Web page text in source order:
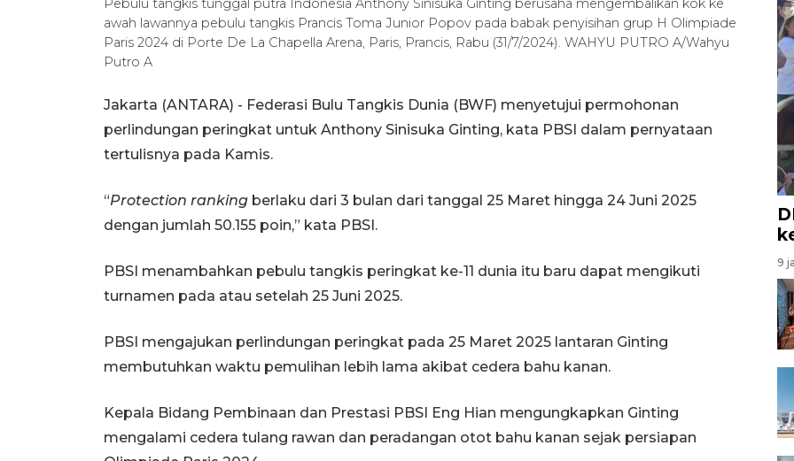
Pebulu tangkis tunggal putra Indonesia Anthony Sinisuka Ginting berusaha mengembalikan kok ke
awah lawannya pebulu tangkis Prancis Toma Junior Popov pada babak penyisihan grup H Olimpiade
Paris 2024 di Porte De La Chapella Arena, Paris, Prancis, Rabu (31/7/2024). WAHYU PUTRO A/Wahyu
Putro A
Jakarta (ANTARA) - Federasi Bulu Tangkis Dunia (BWF) menyetujui permohonan
perlindungan peringkat untuk Anthony Sinisuka Ginting, kata PBSI dalam pernyataan
tertulisnya pada Kamis.
“Protection ranking berlaku dari 3 bulan dari tanggal 25 Maret hingga 24 Juni 2025
dengan jumlah 50.155 poin,” kata PBSI.
PBSI menambahkan pebulu tangkis peringkat ke-11 dunia itu baru dapat mengikuti
turnamen pada atau setelah 25 Juni 2025.
PBSI mengajukan perlindungan peringkat pada 25 Maret 2025 lantaran Ginting
membutuhkan waktu pemulihan lebih lama akibat cedera bahu kanan.
Kepala Bidang Pembinaan dan Prestasi PBSI Eng Hian mengungkapkan Ginting
mengalami cedera tulang rawan dan peradangan otot bahu kanan sejak persiapan
9